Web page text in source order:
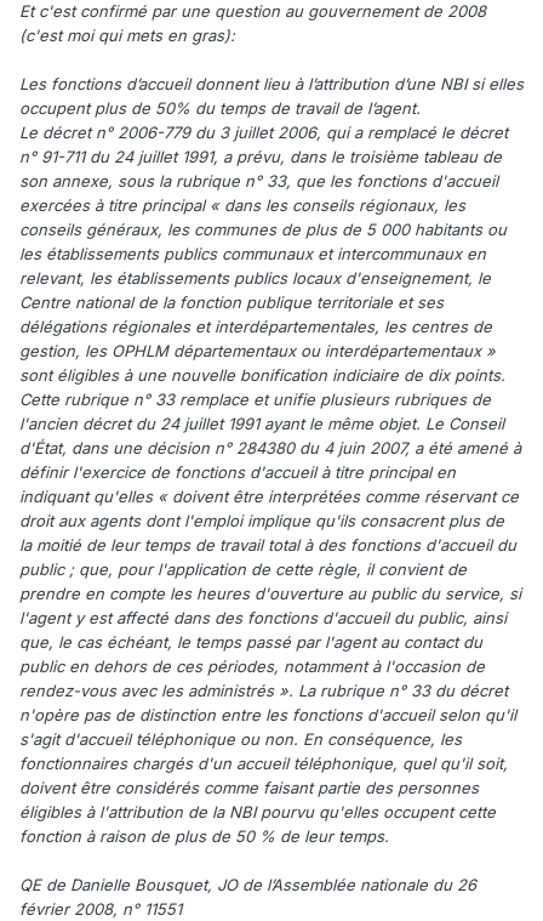
Et c'est confirmé par une question au gouvernement de 2008
(c'est moi qui mets en gras):
Les fonctions d’accueil donnent lieu à l’attribution d’une NBI si elles
occupent plus de 50% du temps de travail de l’agent.
Le décret n° 2006-779 du 3 juillet 2006, qui a remplacé le décret
n° 91-711 du 24 juillet 1991, a prévu, dans le troisième tableau de
son annexe, sous la rubrique n° 33, que les fonctions d'accueil
exercées à titre principal « dans les conseils régionaux, les
conseils généraux, les communes de plus de 5 000 habitants ou
les établissements publics communaux et intercommunaux en
relevant, les établissements publics locaux d'enseignement, le
Centre national de la fonction publique territoriale et ses
délégations régionales et interdépartementales, les centres de
gestion, les OPHLM départementaux ou interdépartementaux »
sont éligibles à une nouvelle bonification indiciaire de dix points.
Cette rubrique n° 33 remplace et unifie plusieurs rubriques de
l'ancien décret du 24 juillet 1991 ayant le même objet. Le Conseil
d'État, dans une décision n° 284380 du 4 juin 2007, a été amené à
définir l'exercice de fonctions d'accueil à titre principal en
indiquant qu'elles « doivent être interprétées comme réservant ce
droit aux agents dont l'emploi implique qu'ils consacrent plus de
la moitié de leur temps de travail total à des fonctions d'accueil du
public ; que, pour l'application de cette règle, il convient de
prendre en compte les heures d'ouverture au public du service, si
l'agent y est affecté dans des fonctions d'accueil du public, ainsi
que, le cas échéant, le temps passé par l'agent au contact du
public en dehors de ces périodes, notamment à l'occasion de
rendez-vous avec les administrés ». La rubrique n° 33 du décret
n'opère pas de distinction entre les fonctions d'accueil selon qu'il
s'agit d'accueil téléphonique ou non. En conséquence, les
fonctionnaires chargés d'un accueil téléphonique, quel qu'il soit,
doivent être considérés comme faisant partie des personnes
éligibles à l'attribution de la NBI pourvu qu'elles occupent cette
fonction à raison de plus de 50 % de leur temps.
QE de Danielle Bousquet, JO de l’Assemblée nationale du 26
février 2008, n° 11551